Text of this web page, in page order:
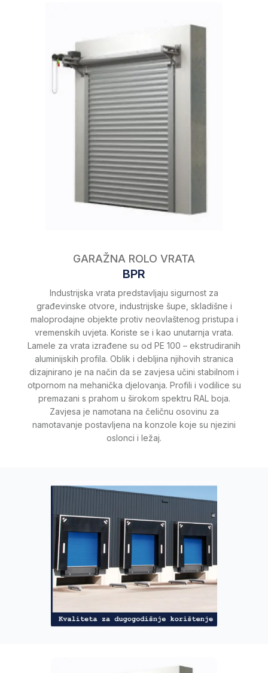
GARAŽNA ROLO VRATA
BPR
Industrijska vrata predstavljaju sigurnost za
građevinske otvore, industrijske šupe, skladišne ​​i
maloprodajne objekte protiv neovlaštenog pristupa i
vremenskih uvjeta. Koriste se i kao unutarnja vrata.
Lamele za vrata izrađene su od PE 100 – ekstrudiranih
aluminijskih profila. Oblik i debljina njihovih stranica
dizajnirano je na način da se zavjesa učini stabilnom i
otpornom na mehanička djelovanja. Profili i vodilice su
premazani s prahom u širokom spektru RAL boja.
Zavjesa je namotana na čeličnu osovinu za
namotavanje postavljena na konzole koje su njezini
oslonci i ležaj.